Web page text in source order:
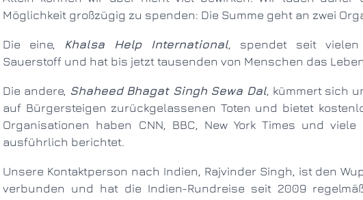
Möglichkeit großzügig zu spenden: Die Summe geht an zwei
Die eine, Khalsa Help International, spendet seit vielen
Sauerstoff und hat bis jetzt tausenden von Menschen das
Die andere, Shaheed Bhagat Singh Sewa Dal, kümmert sich
auf Bürgersteigen zurückgelassenen Toten und bietet
Organisationen haben CNN, BBC, New York Times und
ausführlich berichtet.
Unsere Kontaktperson nach Indien, Rajvinder Singh, ist den Wuppertaler Gymnasien seit vielen Jahren
verbunden und hat die Indien-Rundreise seit 2009